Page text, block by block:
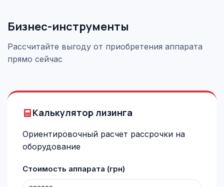
Бизнес-инструменты
Рассчитайте выгоду от приобретения аппарата
прямо сейчас
Калькулятор лизинга
Ориентировочный расчет рассрочки на
оборудование
Стоимость аппарата (грн)